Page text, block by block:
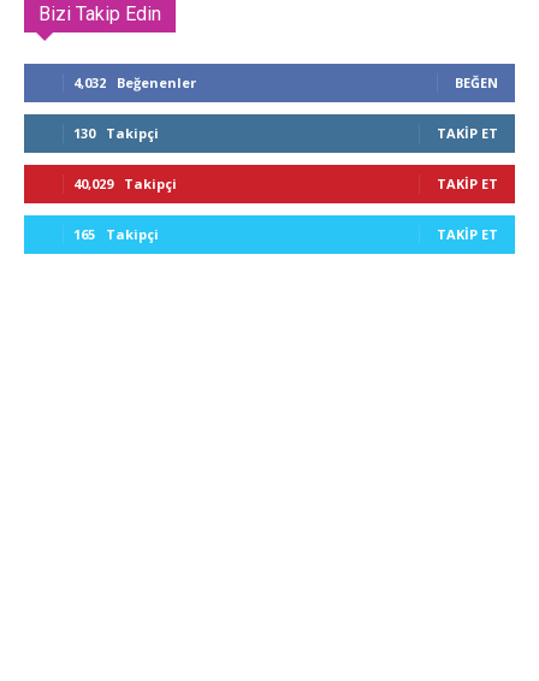
Bizi Takip Edin
4,032 Beğenenler BEĞEN
130 Takipçi TAKIP ET
40,029 Takipçi TAKIP ET
165 Takipçi TAKIP ET